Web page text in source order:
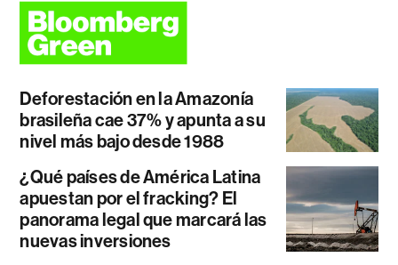
Deforestación en la Amazonía
brasileña cae 37% y apunta a su
nivel más bajo desde 1988
¿Qué países de América Latina
apuestan por el fracking? El
panorama legal que marcará las
nuevas inversiones